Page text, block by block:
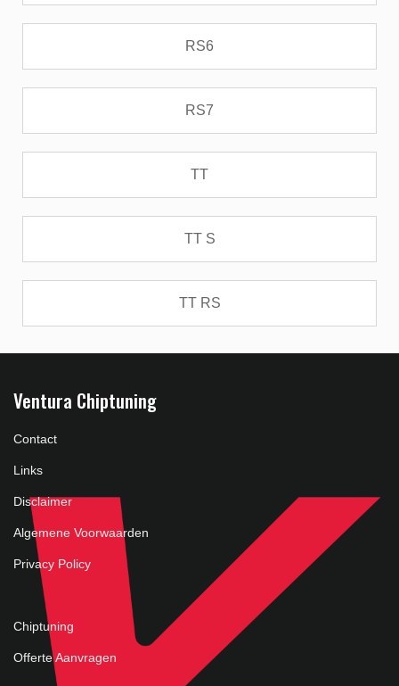
RS6
RS7
TT
TT S
TT RS
Ventura Chiptuning
Contact
Links
Disclaimer
Algemene Voorwaarden
Privacy Policy
Chiptuning
Offerte Aanvragen